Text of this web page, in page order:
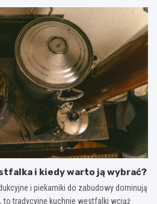
i kiedy warto ją wybrać?
i piekarniki do zabudowy dominują
to tradycyjne kuchnie westfalki wciąż